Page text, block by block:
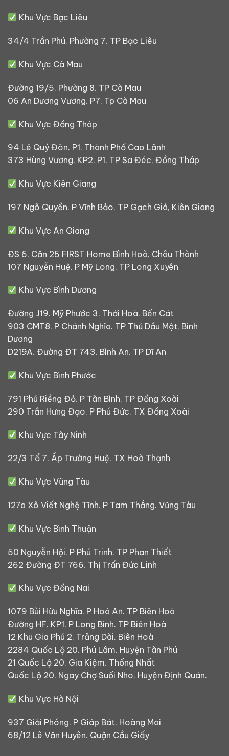
Khu Vực Bạc Liêu
34/4 Trần Phú. Phường 7. TP Bạc Liêu
Khu Vực Cà Mau
Đường 19/5. Phường 8. TP Cà Mau
06 An Dương Vương. P7. Tp Cà Mau
Khu Vực Đồng Tháp
94 Lê Quý Đôn. P1. Thành Phố Cao Lãnh
373 Hùng Vương. KP2. P1. TP Sa Đéc, Đồng Tháp
Khu Vực Kiên Giang
197 Ngô Quyền. P Vĩnh Bảo. TP Gạch Giá, Kiên Giang
Khu Vực An Giang
ĐS 6. Căn 25 FIRST Home Bình Hoà. Châu Thành
107 Nguyễn Huệ. P Mỹ Long. TP Long Xuyên
Khu Vực Bình Dương
Đường J19. Mỹ Phước 3. Thới Hoà. Bến Cát
903 CMT8. P Chánh Nghĩa. TP Thủ Dầu Một, Bình
Dương
D219A. Đường ĐT 743. Bình An. TP Dĩ An
Khu Vực Bình Phước
791 Phú Riềng Đỏ. P Tân Bình. TP Đồng Xoài
290 Trần Hưng Đạo. P Phú Đức. TX Đồng Xoài
Khu Vực Tây Ninh
22/3 Tổ 7. Ấp Trường Huệ. TX Hoà Thạnh
Khu Vực Vũng Tàu
127a Xô Viết Nghệ Tĩnh. P Tam Thắng. Vũng Tàu
Khu Vực Bình Thuận
50 Nguyễn Hội. P Phú Trinh. TP Phan Thiết
262 Đường ĐT 766. Thị Trấn Đức Linh
Khu Vực Đồng Nai
1079 Bùi Hữu Nghĩa. P Hoá An. TP Biên Hoà
Đường HF. KP1. P Long Bình. TP Biên Hoà
12 Khu Gia Phú 2. Trảng Dài. Biên Hoà
2284 Quốc Lộ 20. Phú Lâm. Huyện Tân Phú
21 Quốc Lộ 20. Gia Kiệm. Thống Nhất
Quốc Lộ 20. Ngay Chợ Suối Nho. Huyện Định Quán.
Khu Vực Hà Nội
937 Giải Phóng. P Giáp Bát. Hoàng Mai
68/12 Lê Văn Huyên. Quận Cầu Giấy